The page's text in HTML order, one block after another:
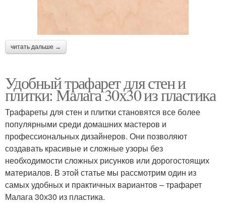
читать дальше →
Удобный трафарет для стен и
плитки: Малага 30х30 из пластика
Трафареты для стен и плитки становятся все более
популярными среди домашних мастеров и
профессиональных дизайнеров. Они позволяют
создавать красивые и сложные узоры без
необходимости сложных рисунков или дорогостоящих
материалов. В этой статье мы рассмотрим один из
самых удобных и практичных вариантов – трафарет
Малага 30х30 из пластика.